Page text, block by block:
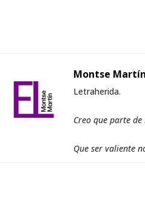
Montse Martín
Letraherida.
Creo que parte
Que ser valiente